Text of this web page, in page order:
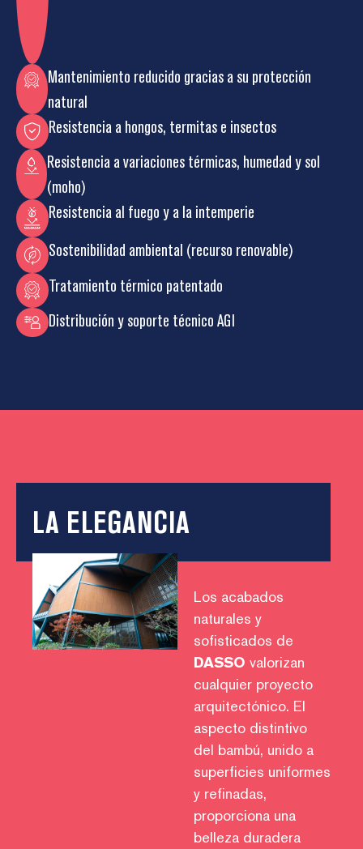
Mantenimiento reducido gracias a su protección
natural
Resistencia a hongos, termitas e insectos
Resistencia a variaciones térmicas, humedad y sol
(moho)
Resistencia al fuego y a la intemperie
Sostenibilidad ambiental (recurso renovable)
Tratamiento térmico patentado
Distribución y soporte técnico AGI
LA ELEGANCIA
Los acabados
naturales y
sofisticados de
DASSO valorizan
cualquier proyecto
arquitectónico. El
aspecto distintivo
del bambú, unido a
superficies uniformes
y refinadas,
proporciona una
belleza duradera